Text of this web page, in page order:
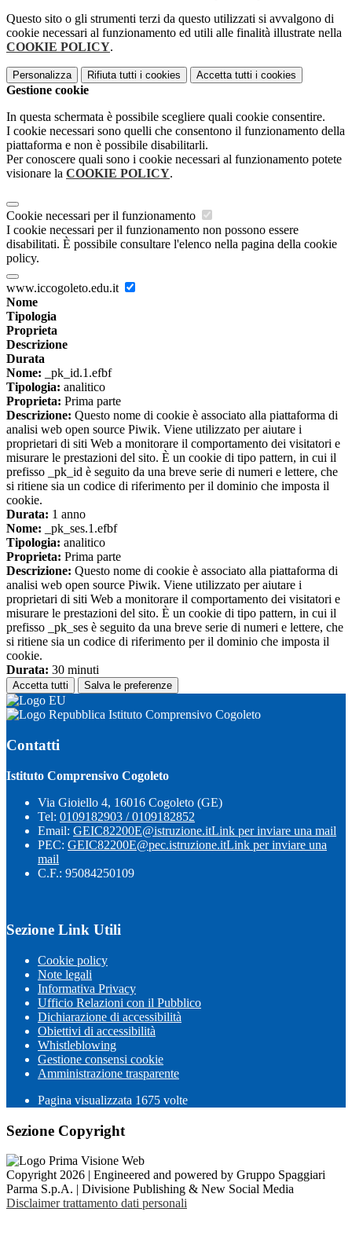
Questo sito o gli strumenti terzi da questo utilizzati si avvalgono di
cookie necessari al funzionamento ed utili alle finalità illustrate nella
COOKIE POLICY.
Personalizza Rifiuta tutti i cookies Accetta tutti i cookies
Gestione cookie
In questa schermata è possibile scegliere quali cookie consentire.
I cookie necessari sono quelli che consentono il funzionamento della
piattaforma e non è possibile disabilitarli.
Per conoscere quali sono i cookie necessari al funzionamento potete
visionare la COOKIE POLICY.
Cookie necessari per il funzionamento
I cookie necessari per il funzionamento non possono essere
disabilitati. È possibile consultare l'elenco nella pagina della cookie
policy.
www.iccogoleto.edu.it
Nome
Tipologia
Proprieta
Descrizione
Durata
Nome: _pk_id.1.efbf
Tipologia: analitico
Proprieta: Prima parte
Descrizione: Questo nome di cookie è associato alla piattaforma di
analisi web open source Piwik. Viene utilizzato per aiutare i
proprietari di siti Web a monitorare il comportamento dei visitatori e
misurare le prestazioni del sito. È un cookie di tipo pattern, in cui il
prefisso _pk_id è seguito da una breve serie di numeri e lettere, che
si ritiene sia un codice di riferimento per il dominio che imposta il
cookie.
Durata: 1 anno
Nome: _pk_ses.1.efbf
Tipologia: analitico
Proprieta: Prima parte
Descrizione: Questo nome di cookie è associato alla piattaforma di
analisi web open source Piwik. Viene utilizzato per aiutare i
proprietari di siti Web a monitorare il comportamento dei visitatori e
misurare le prestazioni del sito. È un cookie di tipo pattern, in cui il
prefisso _pk_ses è seguito da una breve serie di numeri e lettere, che
si ritiene sia un codice di riferimento per il dominio che imposta il
cookie.
Durata: 30 minuti
Accetta tutti Salva le preferenze
Istituto Comprensivo Cogoleto
Contatti
Istituto Comprensivo Cogoleto
Via Gioiello 4, 16016 Cogoleto (GE)
Tel: 0109182903 / 0109182852
Email: GEIC82200E@istruzione.itLink per inviare una mail
PEC: GEIC82200E@pec.istruzione.itLink per inviare una
mail
C.F.: 95084250109
Sezione Link Utili
Cookie policy
Note legali
Informativa Privacy
Ufficio Relazioni con il Pubblico
Dichiarazione di accessibilità
Obiettivi di accessibilità
Whistleblowing
Gestione consensi cookie
Amministrazione trasparente
Pagina visualizzata 1675 volte
Sezione Copyright
Copyright 2026 | Engineered and powered by Gruppo Spaggiari
Parma S.p.A. | Divisione Publishing & New Social Media
Disclaimer trattamento dati personali